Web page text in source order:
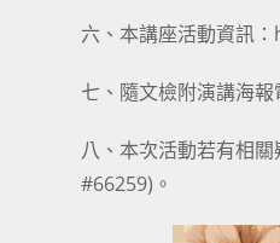
六、本講座活動資訊
七、隨文檢附演講海
八、本次活動若有相
#66259)。